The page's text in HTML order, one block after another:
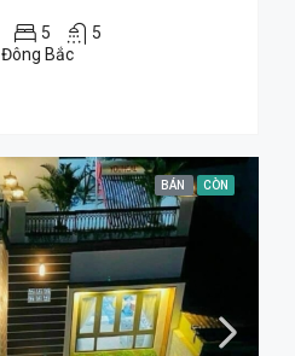
5
5
Đông Bắc
BÁN CÒN